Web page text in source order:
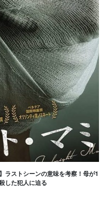
ラストシーンの意味を考察！母が1
した犯人に迫る